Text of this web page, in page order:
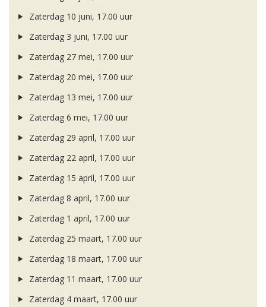
Zaterdag 10 juni, 17.00 uur
Zaterdag 3 juni, 17.00 uur
Zaterdag 27 mei, 17.00 uur
Zaterdag 20 mei, 17.00 uur
Zaterdag 13 mei, 17.00 uur
Zaterdag 6 mei, 17.00 uur
Zaterdag 29 april, 17.00 uur
Zaterdag 22 april, 17.00 uur
Zaterdag 15 april, 17.00 uur
Zaterdag 8 april, 17.00 uur
Zaterdag 1 april, 17.00 uur
Zaterdag 25 maart, 17.00 uur
Zaterdag 18 maart, 17.00 uur
Zaterdag 11 maart, 17.00 uur
Zaterdag 4 maart, 17.00 uur